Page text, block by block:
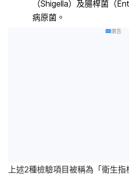
（Shigella）及腸桿菌（
病原菌。
廣告
上述2種檢驗項目被稱為「衛生